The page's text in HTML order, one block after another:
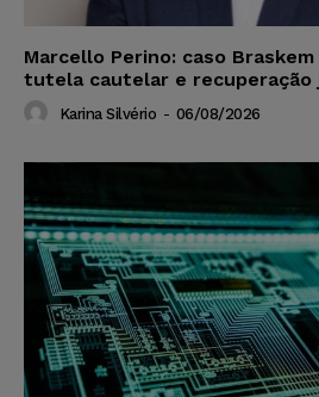
Marcello Perino: caso
tutela cautelar e recuperação
Karina Silvério - 06/08/2026